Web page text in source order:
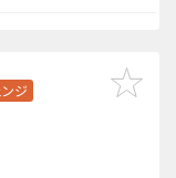
ジ